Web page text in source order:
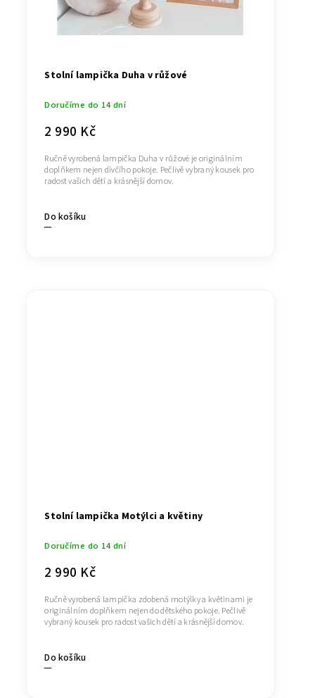
Stolní lampička Duha v růžové
Doručíme do 14 dní
2 990 Kč
Do košíku
Ručně vyrobená lampička Duha v růžové je originálním
doplňkem nejen dívčího pokoje. Pečlivě vybraný kousek pro
radost vašich dětí a krásnější domov.
Stolní lampička Motýlci a květiny
Doručíme do 14 dní
2 990 Kč
Do košíku
Ručně vyrobená lampička zdobená motýlky a květinami je
originálním doplňkem nejen do dětského pokoje. Pečlivě
vybraný kousek pro radost vašich dětí a krásnější domov.